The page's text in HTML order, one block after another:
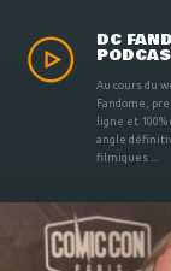
DC
Au cours du
Fandome,
ligne et 100%
angle
filmiques ...